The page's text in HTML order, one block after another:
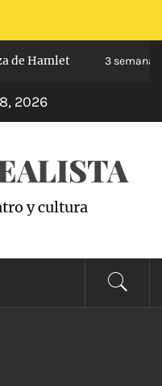
de Hamlet 3 semanas
2026
y cultura